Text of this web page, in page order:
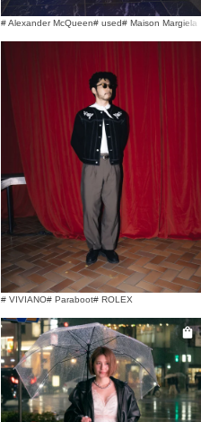
# Alexander McQueen# used# Maison Margiela
# VIVIANO# Paraboot# ROLEX